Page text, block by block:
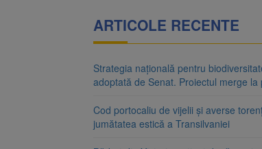
ARTICOLE RECENTE
Strategia națională pentru
adoptată de Senat. Proiectul merge la
Cod portocaliu de vijelii și averse
jumătatea estică a Transilvaniei